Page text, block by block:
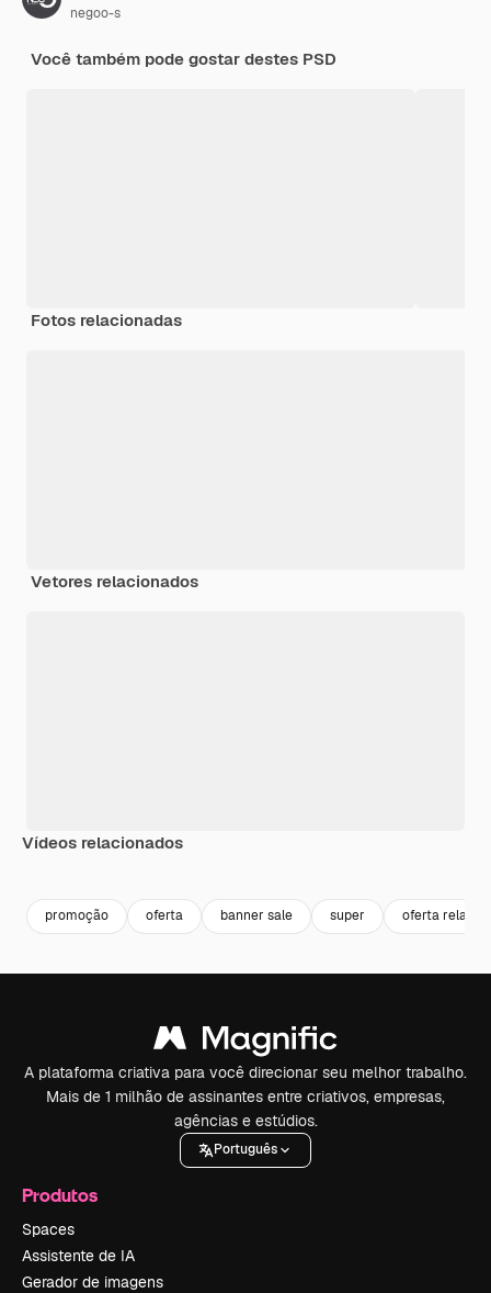
negoo-s
Você também pode gostar destes PSD
Fotos relacionadas
Vetores relacionados
Vídeos relacionados
promoção oferta banner sale super oferta
A plataforma criativa para você direcionar seu melhor trabalho.
Mais de 1 milhão de assinantes entre criativos, empresas,
agências e estúdios.
Português
Produtos
Spaces
Assistente de IA
Gerador de imagens